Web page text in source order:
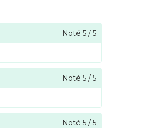
Noté 5 / 5
Noté 5 / 5
Noté 5 / 5